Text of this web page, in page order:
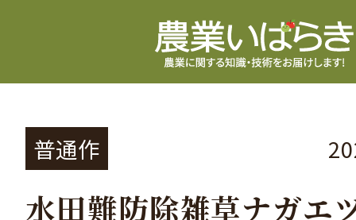
普通作
水田難防除雑草ナガエ